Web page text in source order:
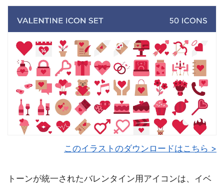
このイラストのダウンロードはこちら >
トーンが統一されたバレンタイン用アイコンは、イベ